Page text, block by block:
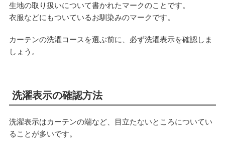
生地の取り扱いについて書かれたマークのことです。
衣服などにもついているお馴染みのマークです。
カーテンの洗濯コースを選ぶ前に、必ず洗濯表示を確認しま
しょう。
洗濯表示の確認方法
洗濯表示はカーテンの端など、目立たないところについてい
ることが多いです。